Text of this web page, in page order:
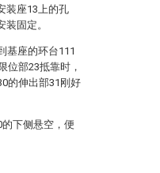
装座13上的孔
固定。
基座的环台111
位部23抵靠时，
的伸出部31刚好
下侧悬空，便